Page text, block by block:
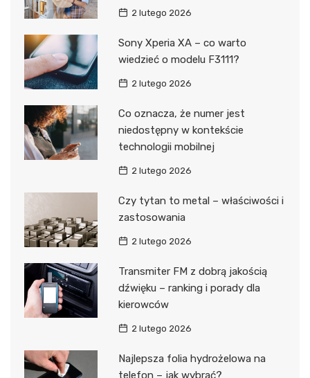
2 lutego 2026
Sony Xperia XA – co warto
wiedzieć o modelu F3111?
2 lutego 2026
Co oznacza, że numer jest
niedostępny w kontekście
technologii mobilnej
2 lutego 2026
Czy tytan to metal – właściwości i
zastosowania
2 lutego 2026
Transmiter FM z dobrą jakością
dźwięku – ranking i porady dla
kierowców
2 lutego 2026
Najlepsza folia hydrożelowa na
telefon – jak wybrać?